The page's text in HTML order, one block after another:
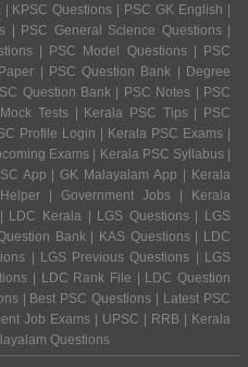
KPSC Questions | PSC GK English |
| PSC General Science Questions |
| PSC Model Questions | PSC
| PSC Question Bank | Degree
Question Bank | PSC Notes | PSC
Tests | Kerala PSC Tips | PSC
Profile Login | Kerala PSC Exams |
Exams | Kerala PSC Syllabus |
App | GK Malayalam App | Kerala
| Government Jobs | Kerala
LDC Kerala | LGS Questions | LGS
Bank | KAS Questions | LDC
| LGS Previous Questions | LGS
| LDC Rank File | LDC Question
| Best PSC Questions | Latest PSC
Job Exams | UPSC | RRB | Kerala
Questions